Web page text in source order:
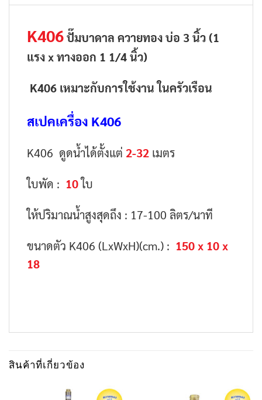
K406ปั๊มบาดาล ควายทอง บ่อ 3 นิ้ว (1
แรง x ทางออก 1 1/4 นิ้ว)
K406 เหมาะกับการใช้งาน ในครัวเรือน
สเปคเครื่อง K406
K406 ดูดน้ำได้ตั้งแต่ 2-32 เมตร
ใบพัด : 10ใบ
ให้ปริมาณน้ำสูงสุดถึง : 17-100 ลิตร/นาที
ขนาดตัว K406 (LxWxH)(cm.) : 150 x 10 x
18
สินค้าที่เกี่ยวข้อง